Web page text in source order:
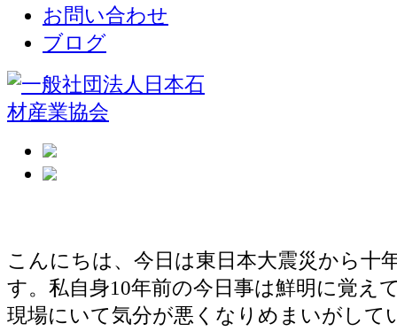
お問い合わせ
ブログ
こんにちは、今日は東日本大震災から十
す。私自身10年前の今日事は鮮明に覚え
現場にいて気分が悪くなりめまいがして